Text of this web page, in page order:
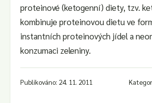
proteinové (ketogenní) diety, tzv.
kombinuje proteinovou dietu ve
instantních proteinových jídel a
konzumaci zeleniny.
Publikováno: 24. 11. 2011